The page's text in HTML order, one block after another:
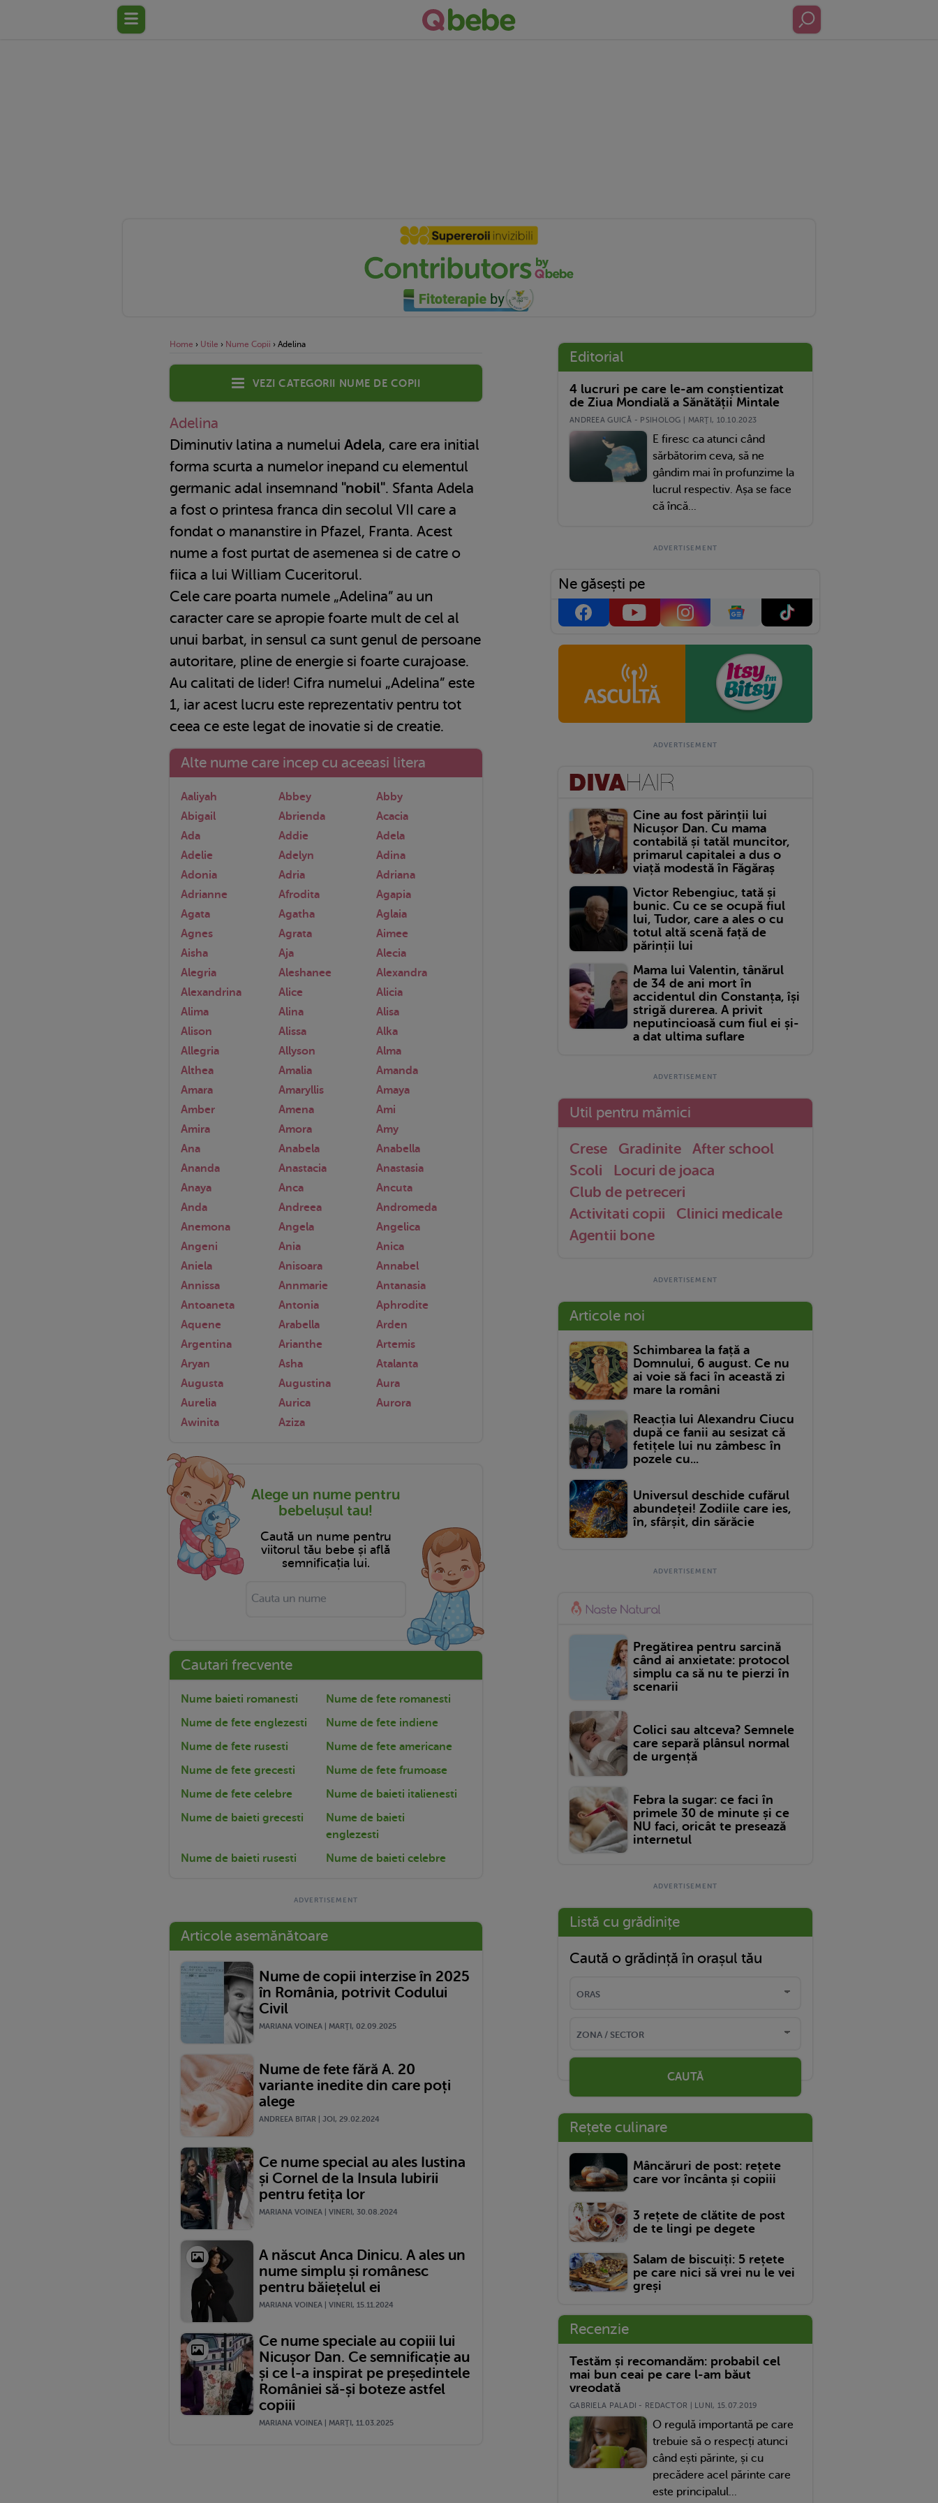
Home › Utile › Nume Copii › Adelina
Vezi categorii nume de copii
Adelina
Diminutiv latina a numelui Adela, care era initial
forma scurta a numelor inepand cu elementul
germanic adal insemnand "nobil". Sfanta Adela
a fost o printesa franca din secolul VII care a
fondat o mananstire in Pfazel, Franta. Acest
nume a fost purtat de asemenea si de catre o
fiica a lui William Cuceritorul.
Cele care poarta numele „Adelina” au un
caracter care se apropie foarte mult de cel al
unui barbat, in sensul ca sunt genul de persoane
autoritare, pline de energie si foarte curajoase.
Au calitati de lider! Cifra numelui „Adelina” este
1, iar acest lucru este reprezentativ pentru tot
ceea ce este legat de inovatie si de creatie.
Alte nume care incep cu aceeasi litera
Aaliyah Abbey
Abby
Abigail
Abrienda
Acacia
Ada
Addie
Adela
Adelie
Adelyn
Adina
Adonia
Adria
Adriana
Adrianne
Afrodita
Agapia
Agata
Agatha
Aglaia
Agnes
Agrata
Aimee
Aisha
Aja
Alecia
Alegria
Aleshanee
Alexandra
Alexandrina
Alice
Alicia
Alima
Alina
Alisa
Alison
Alissa
Alka
Allegria
Allyson
Alma
Althea
Amalia
Amanda
Amara
Amaryllis
Amaya
Amber
Amena
Ami
Amira
Amora
Amy
Ana
Anabela
Anabella
Ananda
Anastacia
Anastasia
Anaya
Anca
Ancuta
Anda
Andreea
Andromeda
Anemona
Angela
Angelica
Angeni
Ania
Anica
Aniela
Anisoara
Annabel
Annissa
Annmarie
Antanasia
Antoaneta
Antonia
Aphrodite
Aquene
Arabella
Arden
Argentina
Arianthe
Artemis
Aryan
Asha
Atalanta
Augusta
Augustina
Aura
Aurelia
Aurica
Aurora
Awinita
Aziza
Alege un nume pentru
bebelușul tau!
Caută un nume pentru
viitorul tău bebe și află
semnificația lui.
Cautari frecvente
Nume baieti romanesti
Nume de fete romanesti
Nume de fete englezesti
Nume de fete indiene
Nume de fete rusesti
Nume de fete americane
Nume de fete grecesti
Nume de fete frumoase
Nume de fete celebre
Nume de baieti italienesti
Nume de baieti grecesti
Nume de baieti
englezesti
Nume de baieti rusesti
Nume de baieti celebre
Articole asemănătoare
Nume de copii interzise în 2025
în România, potrivit Codului
Civil
MARIANA VOINEA | MARŢI, 02.09.2025
Nume de fete fără A. 20
variante inedite din care poți
alege
ANDREEA BITAR | JOI, 29.02.2024
Ce nume special au ales Iustina
și Cornel de la Insula Iubirii
pentru fetița lor
MARIANA VOINEA | VINERI, 30.08.2024
A născut Anca Dinicu. A ales un
nume simplu și românesc
pentru băiețelul ei
MARIANA VOINEA | VINERI, 15.11.2024
Ce nume speciale au copiii lui
Nicușor Dan. Ce semnificație au
și ce l-a inspirat pe președintele
României să-și boteze astfel
copiii
MARIANA VOINEA | MARŢI, 11.03.2025
Editorial
4 lucruri pe care le-am conștientizat
de Ziua Mondială a Sănătății Mintale
ANDREEA GUICĂ - PSIHOLOG | MARŢI, 10.10.2023
E firesc ca atunci când
sărbătorim ceva, să ne
gândim mai în profunzime la
lucrul respectiv. Așa se face
că încă...
Ne găsești pe
Cine au fost părinții lui
Nicușor Dan. Cu mama
contabilă și tatăl muncitor,
primarul capitalei a dus o
viață modestă în Făgăraș
Victor Rebengiuc, tată și
bunic. Cu ce se ocupă fiul
lui, Tudor, care a ales o cu
totul altă scenă față de
părinții lui
Mama lui Valentin, tânărul
de 34 de ani mort în
accidentul din Constanța, își
strigă durerea. A privit
neputincioasă cum fiul ei și-
a dat ultima suflare
Util pentru mămici
Crese Gradinite
After school
Scoli
Locuri de joaca
Club de petreceri
Activitati copii
Clinici medicale
Agentii bone
Articole noi
Schimbarea la față a
Domnului, 6 august. Ce nu
ai voie să faci în această zi
mare la români
Reacția lui Alexandru Ciucu
după ce fanii au sesizat că
fetițele lui nu zâmbesc în
pozele cu...
Universul deschide cufărul
abundeței! Zodiile care ies,
în, sfârșit, din sărăcie
Pregătirea pentru sarcină
când ai anxietate: protocol
simplu ca să nu te pierzi în
scenarii
Colici sau altceva? Semnele
care separă plânsul normal
de urgență
Febra la sugar: ce faci în
primele 30 de minute și ce
NU faci, oricât te presează
internetul
Listă cu grădinițe
Caută o grădință în orașul tău
CAUTĂ
Rețete culinare
Mâncăruri de post: rețete
care vor încânta și copiii
3 rețete de clătite de post
de te lingi pe degete
Salam de biscuiți: 5 rețete
pe care nici să vrei nu le vei
greși
Recenzie
Testăm și recomandăm: probabil cel
mai bun ceai pe care l-am băut
vreodată
GABRIELA PALADI - REDACTOR | LUNI, 15.07.2019
O regulă importantă pe care
trebuie să o respecți atunci
când ești părinte, și cu
precădere acel părinte care
este principalul...